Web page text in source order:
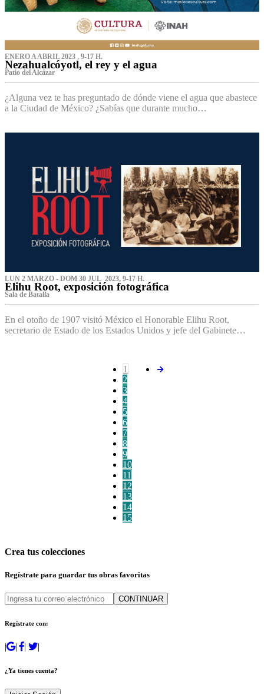
ENERO A ABRIL 2023 , 9-17 H.
Nezahualcóyotl, el rey y el agua
Patio del Alcázar
¿Alguna vez te has preguntado de dónde viene el agua que abastece
a la Ciudad de México? ¿Sabías que durante mucho…
LUN 2 MARZO - DOM 30 JUL 2023, 9-17 H.
Elihu Root, exposición fotográfica
Sala de Batalla
En el otoño de 1907 visitó México el Honorable Elihu Root,
secretario de Estado de los Estados Unidos y jefe del Gabinete…
1
2
3
4
5
6
7
8
9
10
11
12
13
14
15
Crea tus colecciones
Regístrate para guardar tus obras favoritas
CONTINUAR
Regístrate con:
| | | |
¿Ya tienes cuenta?